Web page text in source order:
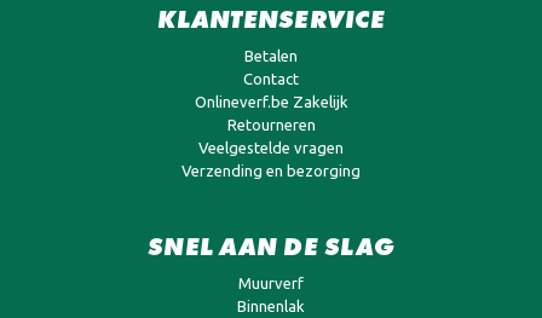
KLANTENSERVICE
Betalen
Contact
Onlineverf.be Zakelijk
Retourneren
Veelgestelde vragen
Verzending en bezorging
SNEL AAN DE SLAG
Muurverf
Binnenlak